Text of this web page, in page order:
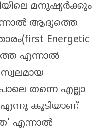
മനുഷ്യർക്കും
ആദ്യത്തെ
Energetic
എന്നാൽ
തന്നെ എല്ലാ
കൂടിയാണ്
എന്നാൽ